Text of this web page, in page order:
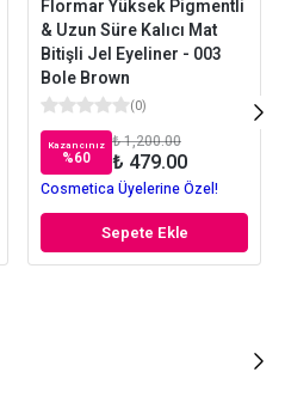
Flormar Yüksek Pigmentli
& Uzun Süre Kalıcı Mat
Bitişli Jel Eyeliner - 003
Bole Brown
(0)
Kazancınız
%60
₺ 1,200.00
₺ 479.00
Cosmetica Üyelerine Özel!
Sepete Ekle